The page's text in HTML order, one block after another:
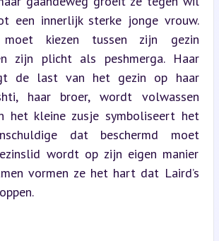
een innerlijk sterke jonge vrouw.
kiezen tussen zijn gezin
zijn plicht als peshmerga. Haar
de last van het gezin op haar
haar broer, wordt volwassen
het kleine zusje symboliseert het
dat beschermd moet
wordt op zijn eigen manier
vormen ze het hart dat Laird’s